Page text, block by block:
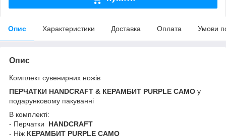
Опис Характеристики Доставка Оплата Умови
Опис
Комплект сувенирних ножів
ПЕРЧАТКИ HANDCRAFT & КЕРАМБИТ PURPLE CAMO у
подарунковому пакуванні
В комплекті:
- Перчатки HANDCRAFT
- Ніж КЕРАМБИТ PURPLE CAMO